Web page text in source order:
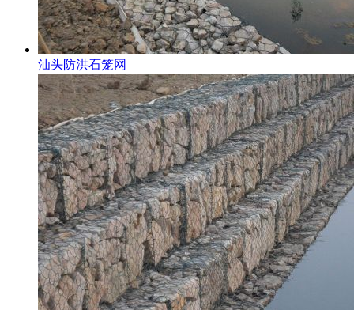
汕头防洪石笼网